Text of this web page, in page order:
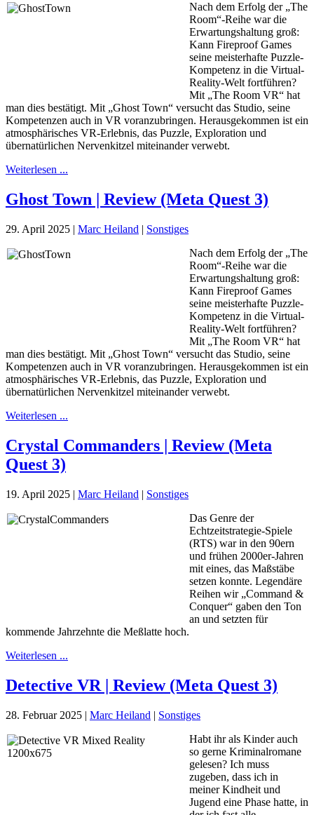
Nach dem Erfolg der „The
Room“-Reihe war die
Erwartungshaltung groß:
Kann Fireproof Games
seine meisterhafte Puzzle-
Kompetenz in die Virtual-
Reality-Welt fortführen?
Mit „The Room VR“ hat
man dies bestätigt. Mit „Ghost Town“ versucht das Studio, seine
Kompetenzen auch in VR voranzubringen. Herausgekommen ist ein
atmosphärisches VR-Erlebnis, das Puzzle, Exploration und
übernatürlichen Nervenkitzel miteinander verwebt.
Weiterlesen ...
Ghost Town | Review (Meta Quest 3)
29. April 2025 | Marc Heiland | Sonstiges
Nach dem Erfolg der „The
Room“-Reihe war die
Erwartungshaltung groß:
Kann Fireproof Games
seine meisterhafte Puzzle-
Kompetenz in die Virtual-
Reality-Welt fortführen?
Mit „The Room VR“ hat
man dies bestätigt. Mit „Ghost Town“ versucht das Studio, seine
Kompetenzen auch in VR voranzubringen. Herausgekommen ist ein
atmosphärisches VR-Erlebnis, das Puzzle, Exploration und
übernatürlichen Nervenkitzel miteinander verwebt.
Weiterlesen ...
Crystal Commanders | Review (Meta
Quest 3)
19. April 2025 | Marc Heiland | Sonstiges
Das Genre der
Echtzeitstrategie-Spiele
(RTS) war in den 90ern
und frühen 2000er-Jahren
mit eines, das Maßstäbe
setzen konnte. Legendäre
Reihen wir „Command &
Conquer“ gaben den Ton
an und setzten für
kommende Jahrzehnte die Meßlatte hoch.
Weiterlesen ...
Detective VR | Review (Meta Quest 3)
28. Februar 2025 | Marc Heiland | Sonstiges
Habt ihr als Kinder auch
so gerne Kriminalromane
gelesen? Ich muss
zugeben, dass ich in
meiner Kindheit und
Jugend eine Phase hatte, in